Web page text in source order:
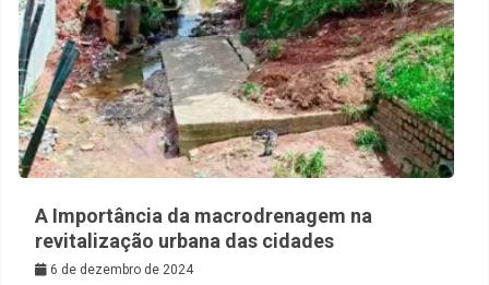
A Importância da macrodrenagem na
revitalização urbana das cidades
6 de dezembro de 2024